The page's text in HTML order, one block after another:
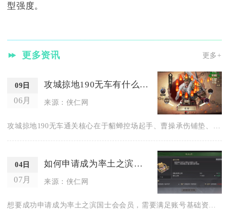
型强度。
更多资讯 更多+
09日
06月
攻城掠地190无车有什么有效策略
来源：侠仁网
04日
07月
如何申请成为率土之滨国士会的会员
来源：侠仁网